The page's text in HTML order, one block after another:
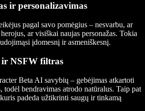
ir personalizavimas
pagal savo pomėgius – nesvarbu, ar
ar visiškai naujas personažas. Tokia
įdomesnį ir asmeniškesnį.
NSFW filtras
Beta AI savybių – gebėjimas atkartoti
bendravimas atrodo natūralus. Taip pat
padeda užtikrinti saugų ir tinkamą